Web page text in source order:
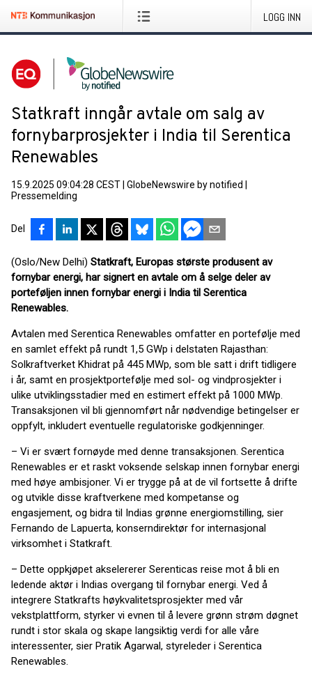
LOGG INN
Statkraft inngår avtale om salg av
fornybarprosjekter i India til Serentica
Renewables
15.9.2025 09:04:28 CEST GlobeNewswire by notified
Pressemelding
Del
(Oslo/New Delhi) Statkraft, Europas største produsent av
fornybar energi, har signert en avtale om å selge deler av
porteføljen innen fornybar energi i India til Serentica
Renewables.
Avtalen med Serentica Renewables omfatter en portefølje med
en samlet effekt på rundt 1,5 GWp i delstaten Rajasthan:
Solkraftverket Khidrat på 445 MWp, som ble satt i drift tidligere
i år, samt en prosjektportefølje med sol- og vindprosjekter i
ulike utviklingsstadier med en estimert effekt på 1000 MWp.
Transaksjonen vil bli gjennomført når nødvendige betingelser er
oppfylt, inkludert eventuelle regulatoriske godkjenninger.
– Vi er svært fornøyde med denne transaksjonen. Serentica
Renewables er et raskt voksende selskap innen fornybar energi
med høye ambisjoner. Vi er trygge på at de vil fortsette å drifte
og utvikle disse kraftverkene med kompetanse og
engasjement, og bidra til Indias grønne energiomstilling, sier
Fernando de Lapuerta, konserndirektør for internasjonal
virksomhet i Statkraft.
– Dette oppkjøpet akselererer Serenticas reise mot å bli en
ledende aktør i Indias overgang til fornybar energi. Ved å
integrere Statkrafts høykvalitetsprosjekter med vår
vekstplattform, styrker vi evnen til å levere grønn strøm døgnet
rundt i stor skala og skape langsiktig verdi for alle våre
interessenter, sier Pratik Agarwal, styreleder i Serentica
Renewables.